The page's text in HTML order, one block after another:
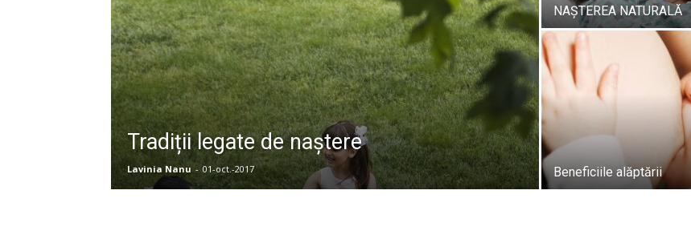
Tradiții legate de naștere
Lavinia Nanu - 01-oct.-2017
NAȘTEREA NATURALĂ
Beneficiile alăptării